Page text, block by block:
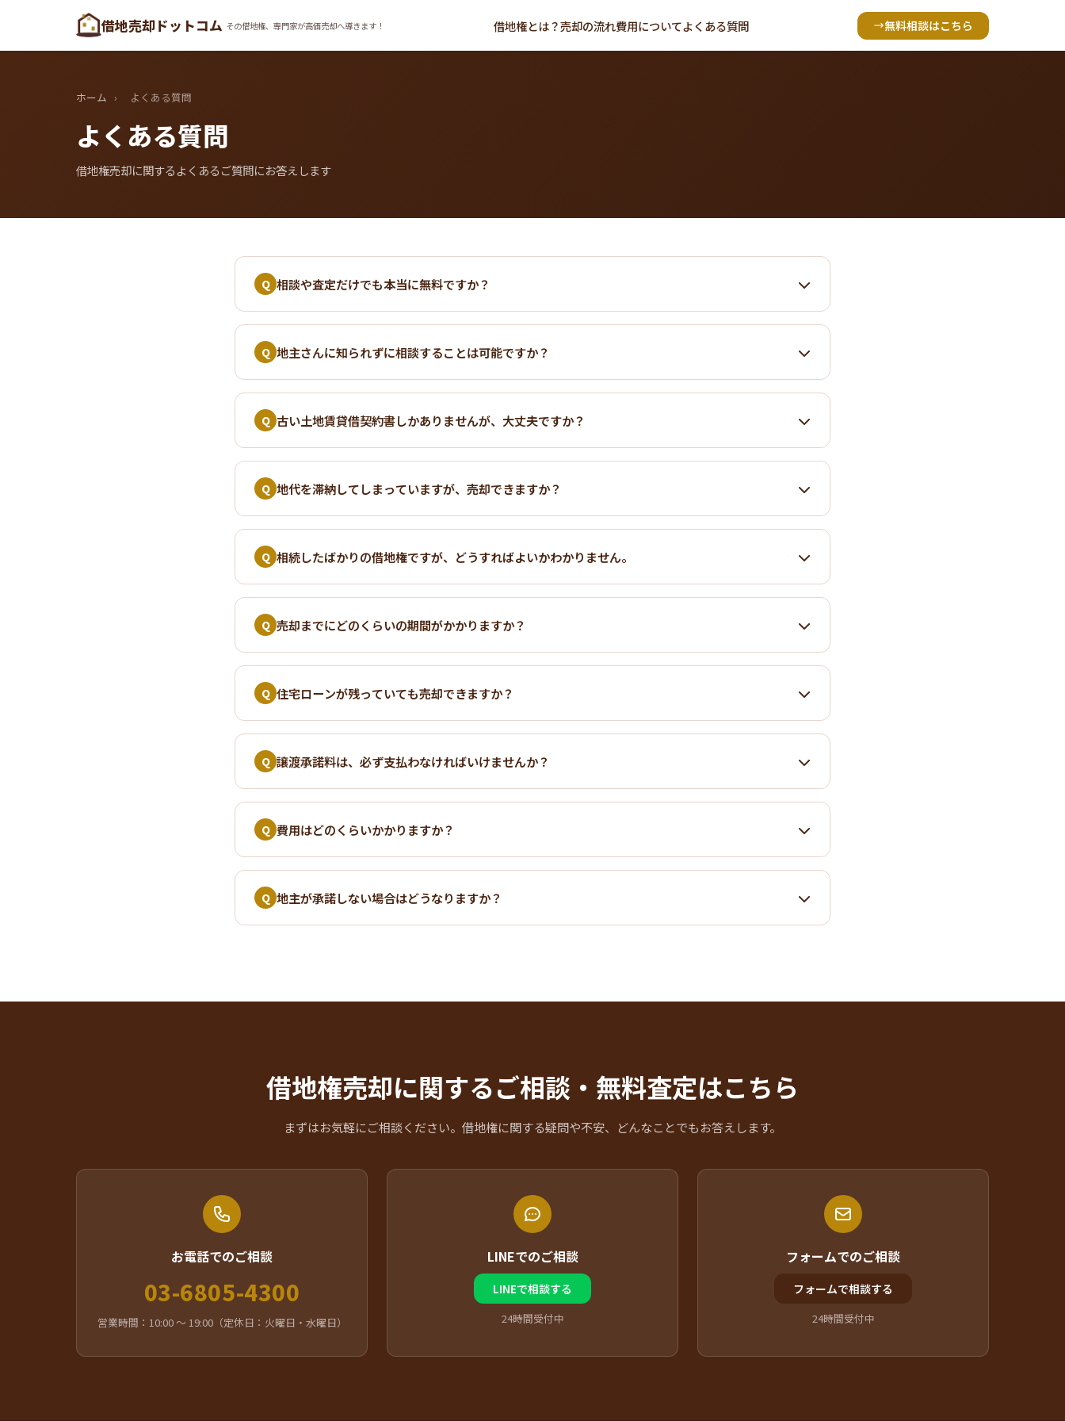
借地売却ドットコム その借地権、専門家が高価売却へ導きます！ 借地権とは？売却の流れ費用についてよくある質問 無料相談はこちら
ホーム › よくある質問
よくある質問
借地権売却に関するよくあるご質問にお答えします
Q 相談や査定だけでも本当に無料ですか？
Q 地主さんに知られずに相談することは可能ですか？
Q 古い土地賃貸借契約書しかありませんが、大丈夫ですか？
Q 地代を滞納してしまっていますが、売却できますか？
Q 相続したばかりの借地権ですが、どうすればよいかわかりません。
Q 売却までにどのくらいの期間がかかりますか？
Q 住宅ローンが残っていても売却できますか？
Q 譲渡承諾料は、必ず支払わなければいけませんか？
Q 費用はどのくらいかかりますか？
Q 地主が承諾しない場合はどうなりますか？
借地権売却に関するご相談・無料査定はこちら
まずはお気軽にご相談ください。借地権に関する疑問や不安、どんなことでもお答えします。
お電話でのご相談
03-6805-4300
営業時間：10:00 〜 19:00（定休日：火曜日・水曜日）
LINEでのご相談
LINEで相談する
24時間受付中
フォームでのご相談
フォームで相談する
24時間受付中